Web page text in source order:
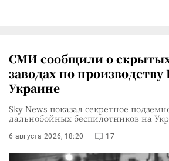
СМИ сообщили о
заводах по
Украине
Sky News показал секретное
дальнобойных беспилотников на
6 августа 2026, 18:20 17